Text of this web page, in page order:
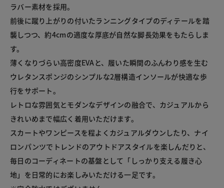
ラバー素材を採用。
前後に蹴り上がりの付いたランニングタイプのディテールを踏
襲しつつ、約4cmの適度な厚底が自然な脚長効果をもたらしま
す。
薄くなりづらい高密度EVAと、履いた瞬間のふんわり感を生む
ウレタンスポンジのシンプルな2層構造インソールが快適な歩
行をサポート。
レトロな雰囲気とモダンなデザインの融合で、カジュアルから
きれいめまで幅広く着用いただけます。
スカートやワンピースを程よくカジュアルダウンしたり、ナイ
ロンパンツでトレンドのアウトドアスタイルを楽しんだりと、
毎日のコーディネートの基盤として「しっかり支える履き心
地」を日常的にお楽しみいただける一足です。